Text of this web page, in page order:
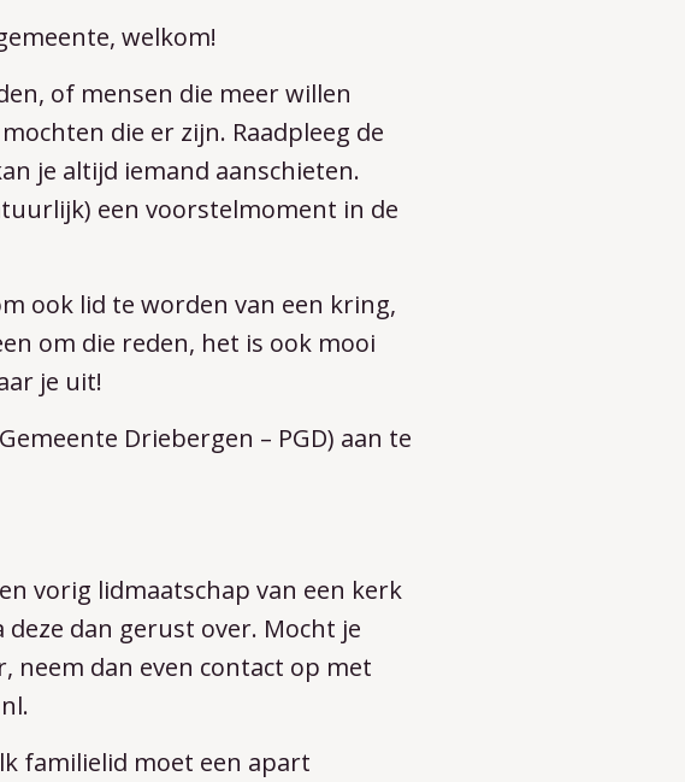
welkom!
of mensen die meer willen
die er zijn. Raadpleeg de
je altijd iemand aanschieten.
een voorstelmoment in de
ook lid te worden van een kring,
om die reden, het is ook mooi
je uit!
Driebergen – PGD) aan te
vorig lidmaatschap van een kerk
dan gerust over. Mocht je
dan even contact op met
familielid moet een apart